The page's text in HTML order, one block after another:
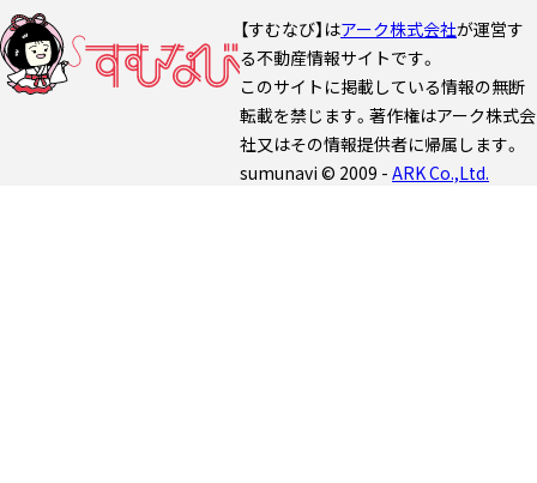
【すむなび】はアーク株式会社が運営す
る不動産情報サイトです。
このサイトに掲載している情報の無断
転載を禁じます。著作権はアーク株式会
社又はその情報提供者に帰属します。
sumunavi © 2009 - ARK Co.,Ltd.